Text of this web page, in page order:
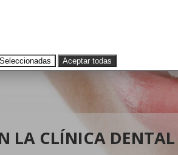
LA CLÍNICA
Seleccionadas Aceptar todas